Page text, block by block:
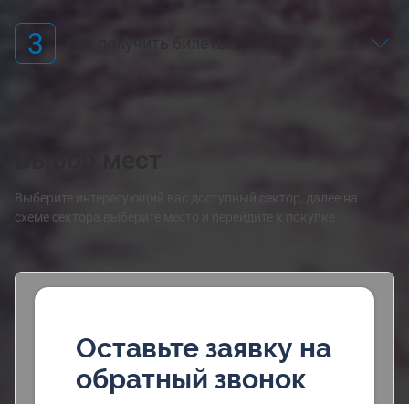
3
Выберите интересующий вас доступный сектор, далее на
схеме сектора выберите место и перейдите к покупке
Оставьте заявку на
обратный звонок